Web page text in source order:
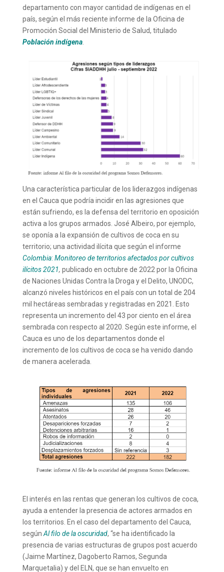
departamento con mayor cantidad de indígenas en el
país, según el más reciente informe de la Oficina de
Promoción Social del Ministerio de Salud, titulado
Población indígena.
Una característica particular de los liderazgos indígenas
en el Cauca que podría incidir en las agresiones que
están sufriendo, es la defensa del territorio en oposición
activa a los grupos armados. José Albeiro, por ejemplo,
se oponía a la expansión de cultivos de coca en su
territorio; una actividad ilícita que según el informe
Colombia: Monitoreo de territorios afectados por cultivos
ilícitos 2021, publicado en octubre de 2022 por la Oficina
de Naciones Unidas Contra la Droga y el Delito, UNODC,
alcanzó niveles históricos en el país con un total de 204
mil hectáreas sembradas y registradas en 2021. Esto
representa un incremento del 43 por ciento en el área
sembrada con respecto al 2020. Según este informe, el
Cauca es uno de los departamentos donde el
incremento de los cultivos de coca se ha venido dando
de manera acelerada.
El interés en las rentas que generan los cultivos de coca,
ayuda a entender la presencia de actores armados en
los territorios. En el caso del departamento del Cauca,
según Al filo de la oscuridad, “se ha identificado la
presencia de varias estructuras de grupos post acuerdo
(Jaime Martínez, Dagoberto Ramos, Segunda
Marquetalia) y del ELN, que se han envuelto en